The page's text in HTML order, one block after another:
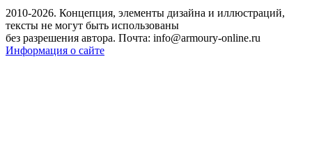
2010-2026. Концепция, элементы дизайна и иллюстраций,
тексты не могут быть использованы
без разрешения автора. Почта: info@armoury-online.ru
Информация о сайте